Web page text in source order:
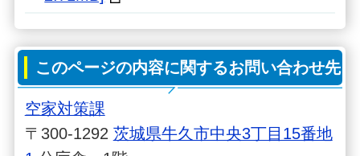
このページの内容に関するお問い合わせ先
空家対策課
〒300-1292 茨城県牛久市中央3丁目15番地